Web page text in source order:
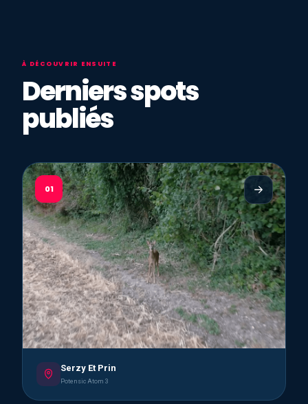
À DÉCOUVRIR ENSUITE
Derniers spots
publiés
01
Serzy Et Prin
Potensic Atom 3